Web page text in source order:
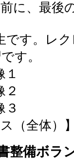
に、最後
す。レ
す。
（全体）
整備ボラ